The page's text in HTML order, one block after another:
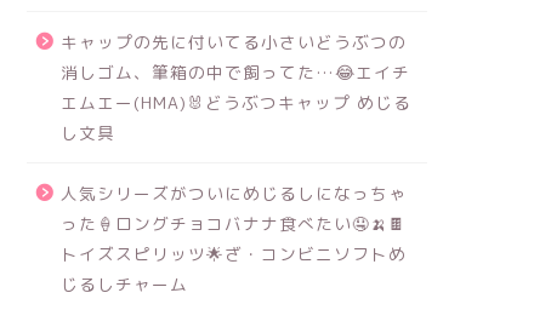
キャップの先に付いてる小さいどうぶつの
消しゴム、筆箱の中で飼ってた…😂エイチ
エムエー(HMA)🐰どうぶつキャップ めじる
し文具
人気シリーズがついにめじるしになっちゃ
った🍦ロングチョコバナナ食べたい🤤🍌🍫
トイズスピリッツ🌟ざ・コンビニソフトめ
じるしチャーム